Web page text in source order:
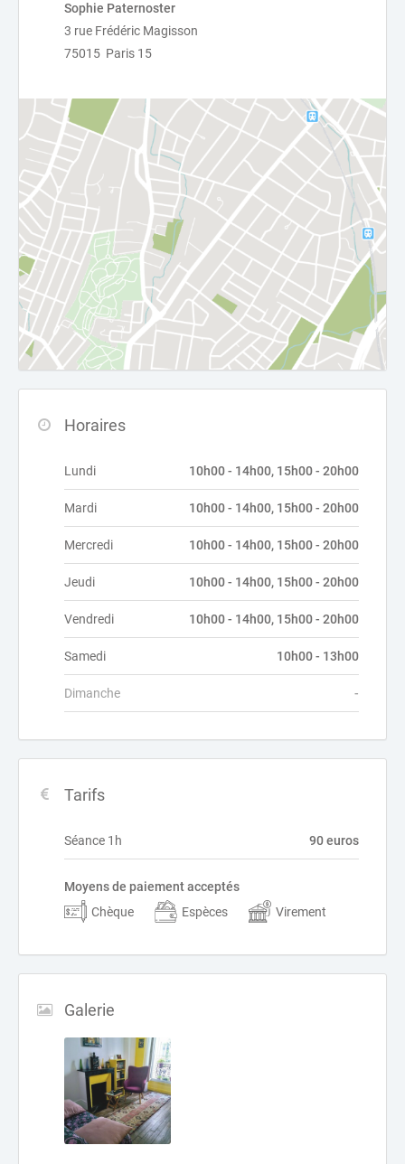
Sophie Paternoster
3 rue Frédéric Magisson
75015 Paris 15
Horaires
Lundi 10h00 - 14h00, 15h00 - 20h00
Mardi 10h00 - 14h00, 15h00 - 20h00
Mercredi 10h00 - 14h00, 15h00 - 20h00
Jeudi 10h00 - 14h00, 15h00 - 20h00
Vendredi 10h00 - 14h00, 15h00 - 20h00
Samedi 10h00 - 13h00
Dimanche -
Tarifs
Séance 1h 90 euros
Moyens de paiement acceptés
Chèque
Espèces Virement
Galerie